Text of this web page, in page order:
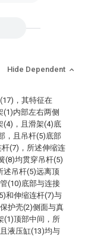
Hide Dependent
，其特征在
(1)内部左右两侧
(4)，且滑架(4)底
，且吊杆(5)底部
(7)，所述伸缩连
(8)均贯穿吊杆(5)
述吊杆(5)远离顶
(10)底部与连接
和伸缩连杆(7)与
护壳(2)侧面与真
(1)顶部中间，所
液压缸(13)均与